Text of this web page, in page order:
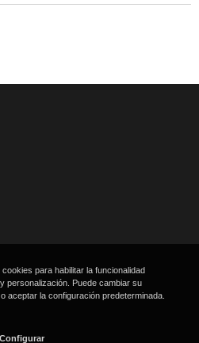
para habilitar la funcionalidad
personalización. Puede cambiar su
aceptar la configuración predeterminada.
Configurar